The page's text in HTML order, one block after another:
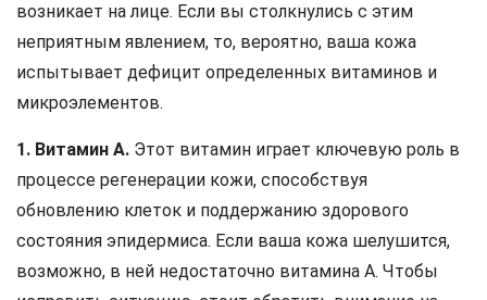
возникает на лице. Если вы столкнулись с этим
неприятным явлением, то, вероятно, ваша кожа
испытывает дефицит определенных витаминов и
микроэлементов.
1. Витамин А. Этот витамин играет ключевую роль в
процессе регенерации кожи, способствуя
обновлению клеток и поддержанию здорового
состояния эпидермиса. Если ваша кожа шелушится,
возможно, в ней недостаточно витамина А. Чтобы